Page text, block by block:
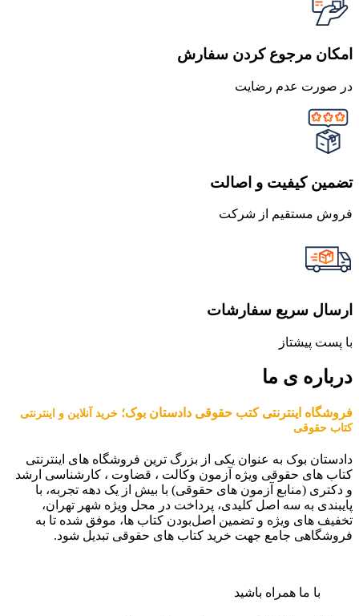
امکان مرجوع کردن سفارش
در صورت عدم رضایت
تضمین کیفیت و اصالت
فروش مستقیم از شرکت
ارسال سریع سفارشات
با پست پیشتاز
درباره ی ما
فروشگاه اینترنتی کتب حقوقی دادستان بوک؛ خرید آنلاین و اینترنتی
کتاب حقوقی
دادستان بوک به عنوان یکی از بزرگ ترین فروشگاه های اینترنتی
کتاب های حقوقی ویژه آزمون وکالت ، قضاوت ، کارشناسی ارشد
و دکتری (منابع آزمون های حقوقی) با بیش از یک دهه تجربه، با
پایبندی به سه اصل کلیدی، پرداخت در محل ویژه شهر تهران،
تخفیف های ویژه و تضمین اصل‌بودن کتاب ها، موفق شده تا به
فروشگاهی جامع جهت خرید کتاب های حقوقی تبدیل شود.
با ما همراه باشید